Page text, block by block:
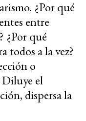
¿Por qué
entre
¿Por qué
todos a la vez?
o
el
dispersa la